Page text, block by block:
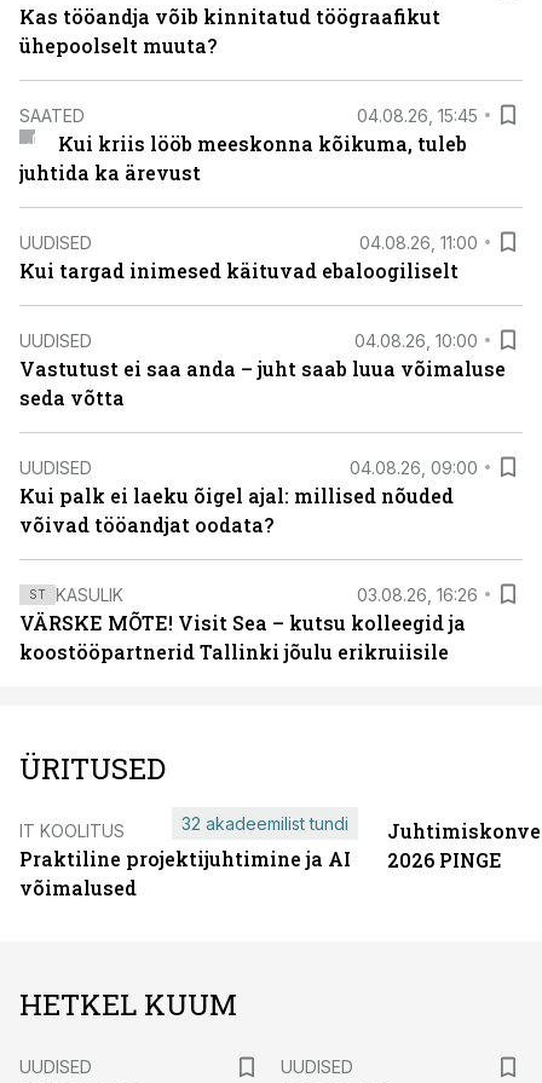
Kas tööandja võib kinnitatud töögraafikut
ühepoolselt muuta?
SAATED 04.08.26, 15:45
Kui kriis lööb meeskonna kõikuma, tuleb
juhtida ka ärevust
UUDISED 04.08.26, 11:00
Kui targad inimesed käituvad ebaloogiliselt
UUDISED 04.08.26, 10:00
Vastutust ei saa anda – juht saab luua võimaluse
seda võtta
UUDISED 04.08.26, 09:00
Kui palk ei laeku õigel ajal: millised nõuded
võivad tööandjat oodata?
ST KASULIK 03.08.26, 16:26
VÄRSKE MÕTE! Visit Sea – kutsu kolleegid ja
koostööpartnerid Tallinki jõulu erikruiisile
ÜRITUSED
IT KOOLITUS
Praktiline projektijuhtimine ja AI
võimalused
32 akadeemilist tundi
2026 PINGE
HETKEL KUUM
UUDISED
UUDISED